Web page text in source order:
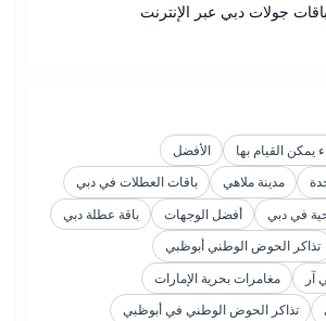
جولات دبي عبر الإنترنت
يمكن القيام بها
الأفضل
مدينة ملاهي
باقات العطلات في دبي
في دبي
أفضل الوجهات
باقة عطلة دبي
تذاكر الحوض الوطني أبوظبي
مغامرات بحرية الإمارات
تذاكر الحوض الوطني في أبوظبي